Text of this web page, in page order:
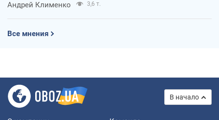
Андрей Клименко 3,6 т.
Все мнения
В начало